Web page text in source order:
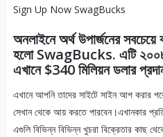
Sign Up Now SwagBucks
অনলাইনে অর্থ উপার্জনের সবচেয়ে
হলো SwagBucks. এটি ২০০৮
এখানে $340 মিলিয়ন ডলার
এখানে আপনি তাদের সাইটে সাইন আপ করার
সেখান থেকে আয় করতে পারবেন।এখানকার
এগুলি বিভিন্ন বিভিন্ন খুচরা বিক্রেতার কাছ